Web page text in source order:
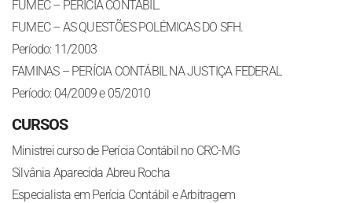
FUMEC – PERÍCIA CONTÁBIL.
FUMEC – AS QUESTÕES POLÉMICAS DO SFH.
Período: 11/2003
FAMINAS – PERÍCIA CONTÁBIL NA JUSTIÇA FEDERAL
Período: 04/2009 e 05/2010
CURSOS
Ministrei curso de Perícia Contábil no CRC-MG
Silvânia Aparecida Abreu Rocha
Especialista em Perícia Contábil e Arbitragem